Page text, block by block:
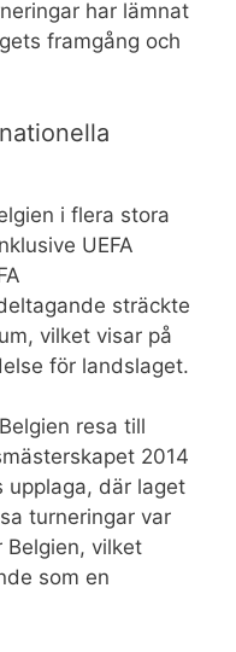
har lämnat
framgång och
i flera stora
UEFA
sträckte
vilket visar på
för landslaget.
resa till
2014
upplaga, där laget
turneringar var
vilket
som en